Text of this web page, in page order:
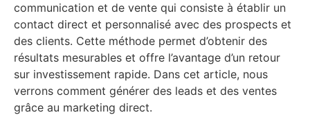
communication et de vente qui consiste à établir un
contact direct et personnalisé avec des prospects et
des clients. Cette méthode permet d’obtenir des
résultats mesurables et offre l’avantage d’un retour
sur investissement rapide. Dans cet article, nous
verrons comment générer des leads et des ventes
grâce au marketing direct.